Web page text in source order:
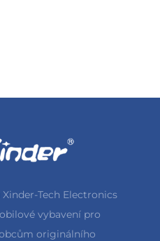
Tech Electronics
vybavení pro
originálního